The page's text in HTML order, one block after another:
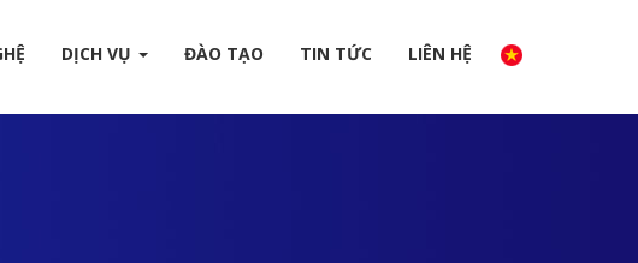
DỊCH VỤ ĐÀO TẠO TIN TỨC LIÊN HỆ